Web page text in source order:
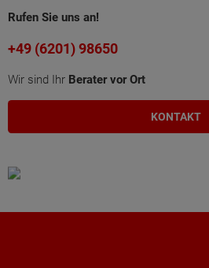
Rufen Sie uns an!
+49 (6201) 98650
Wir sind Ihr Berater vor Ort
KONTAKT